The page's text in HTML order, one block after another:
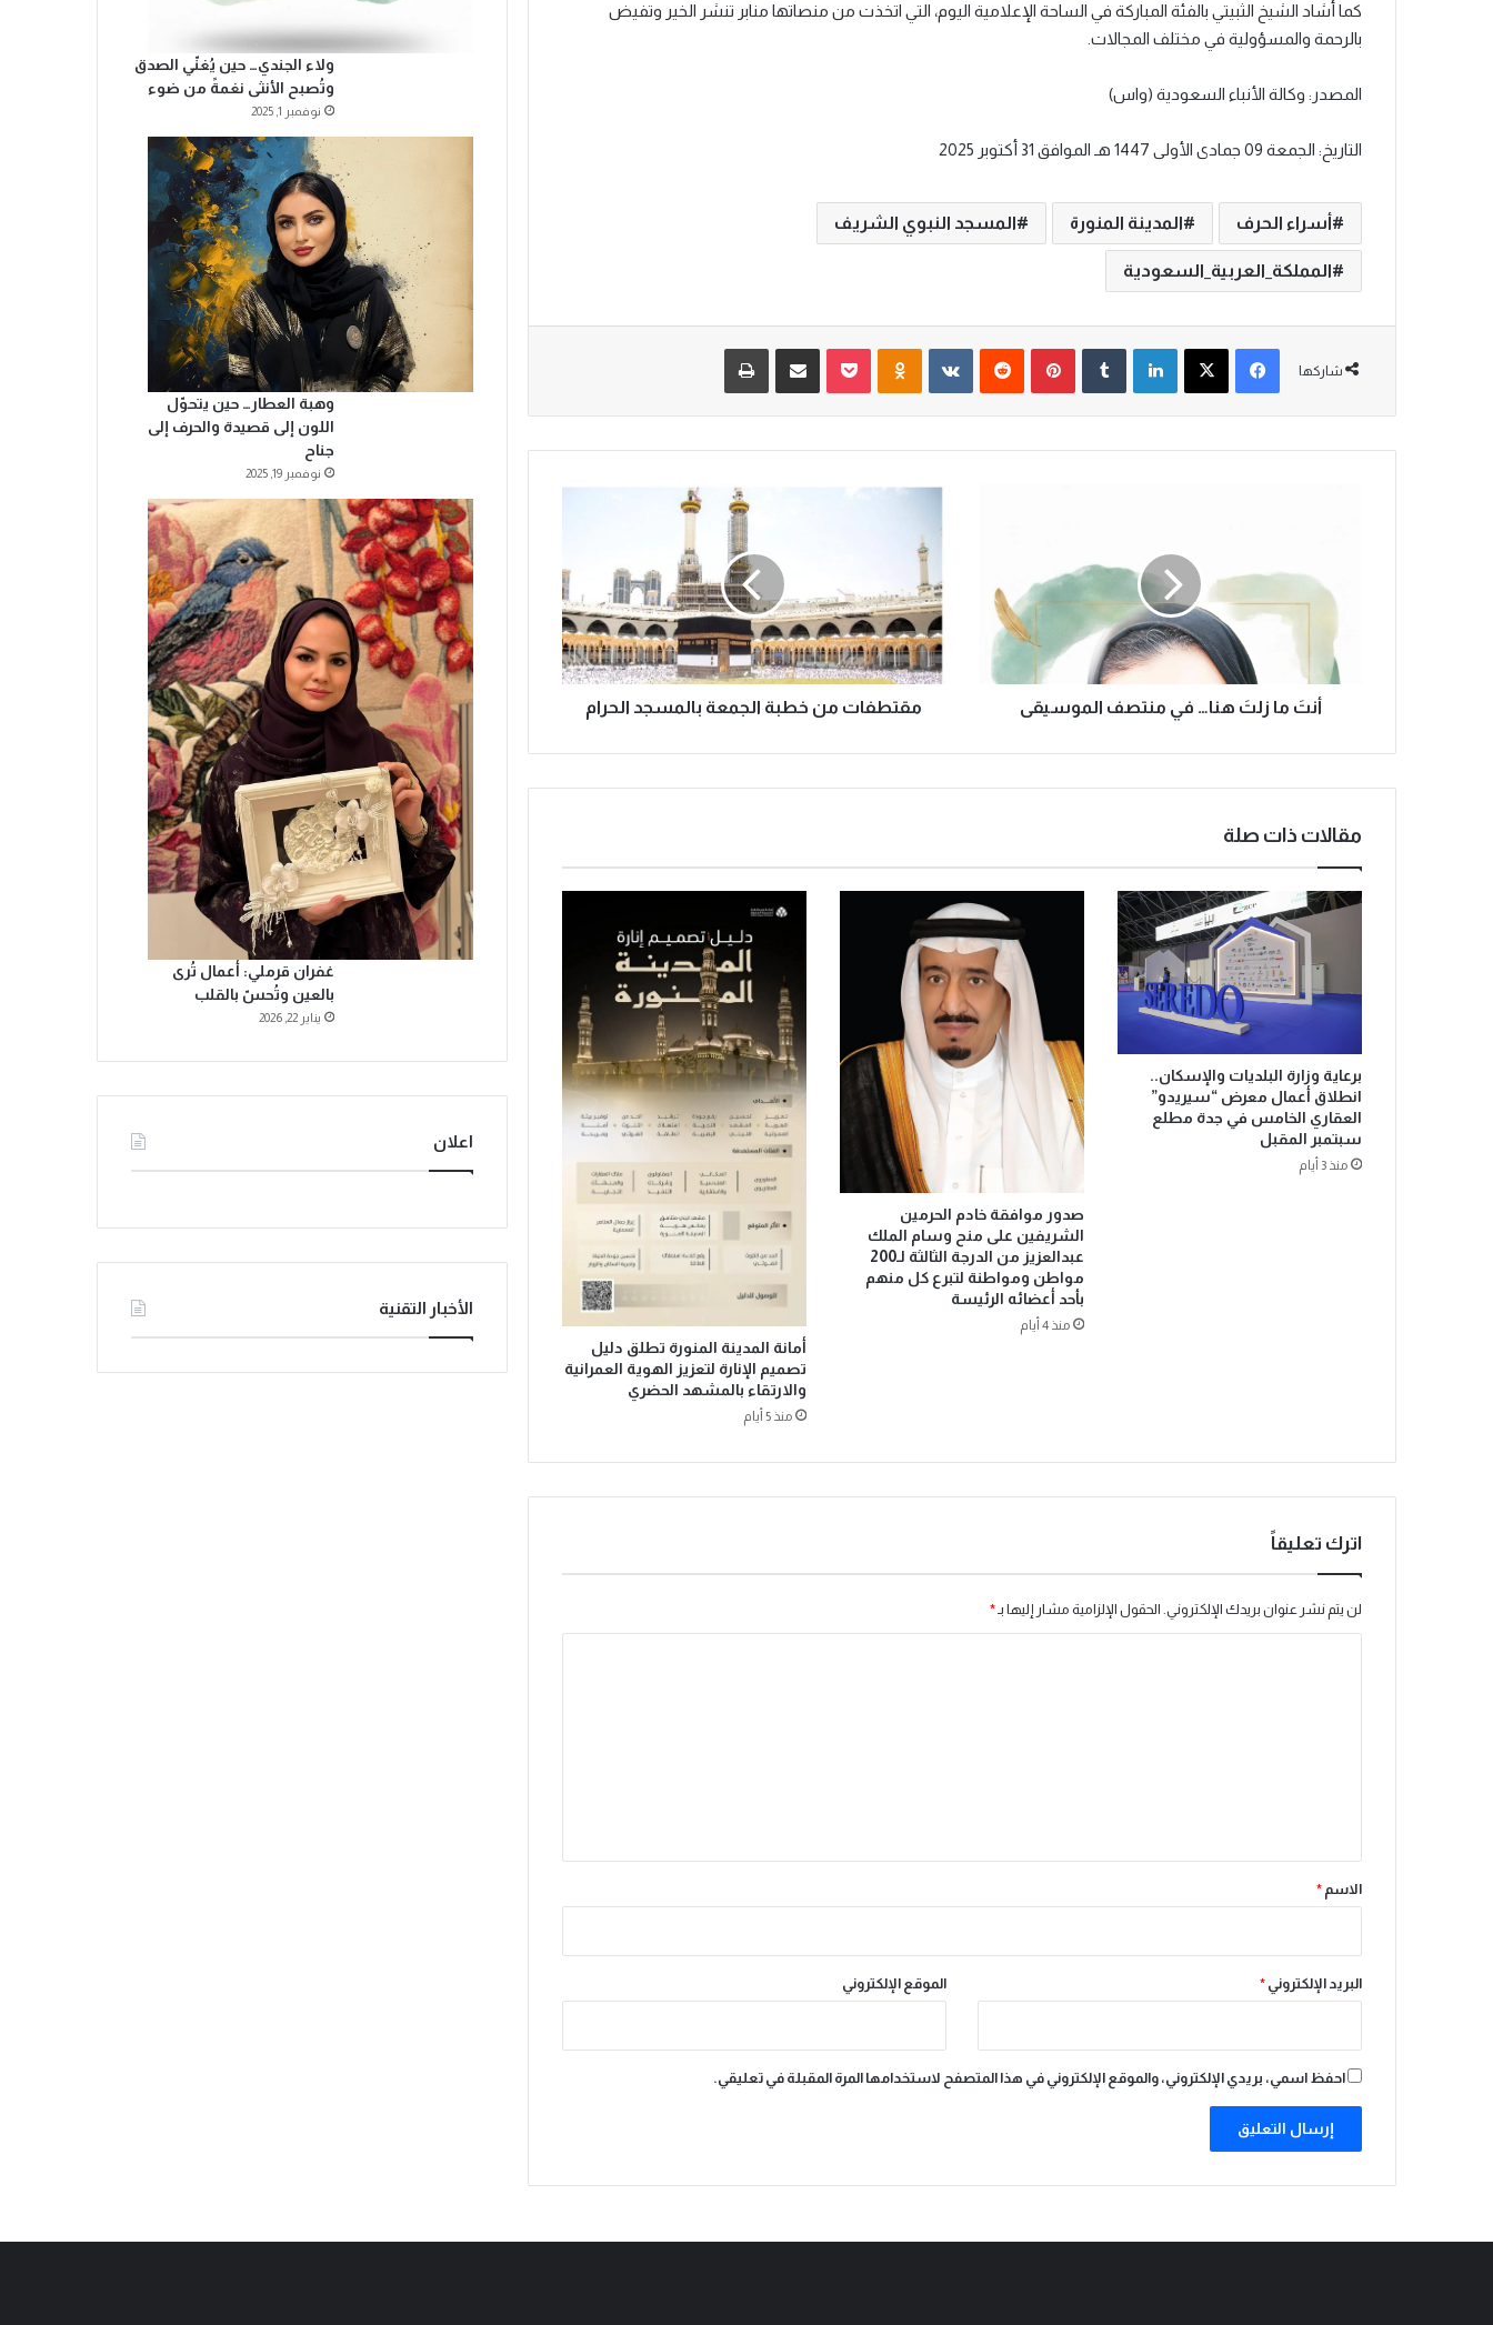
كما أشاد الشيخ الثبيتي بالفئة المباركة في الساحة الإعلامية اليوم، التي اتخذت من منصاتها منابر تنشر الخير وتفيض
بالرحمة والمسؤولية في مختلف المجالات.
المصدر: وكالة الأنباء السعودية (واس)
التاريخ: الجمعة 09 جمادى الأولى 1447 هـ الموافق 31 أكتوبر 2025
أسراء الحرف المدينة المنورة المسجد النبوي الشريف
المملكة_العربية_السعودية
شاركها
فيسبوك ‫X لينكدإن بينتيريست ‏VKontakte
…
ن
ت
ص
و
ي
ق
ى
أنتَ ما زلتَ هنا… في منتصف الموسيقى
ف
ا
ت
م
ن
ب
م
ع
ة
ب
ا
ل
م
س
ج
م
مقتطفات من خطبة الجمعة بالمسجد الحرام
مقالات ذات صلة
برعاية وزارة البلديات والإسكان..
انطلاق أعمال معرض “سيريدو”
العقاري الخامس في جدة مطلع
سبتمبر المقبل
منذ 3 أيام
صدور موافقة خادم الحرمين
الشريفين على منح وسام الملك
عبدالعزيز من الدرجة الثالثة لـ200
مواطن ومواطنة لتبرع كل منهم
بأحد أعضائه الرئيسة
منذ 4 أيام
أمانة المدينة المنورة تطلق دليل
تصميم الإنارة لتعزيز الهوية العمرانية
والارتقاء بالمشهد الحضري
منذ 5 أيام
اترك تعليقاً
لن يتم نشر عنوان بريدك الإلكتروني. الحقول الإلزامية مشار إليها بـ *
*
الاسم *
البريد الإلكتروني * الموقع الإلكتروني
احفظ اسمي، بريدي الإلكتروني، والموقع الإلكتروني في هذا المتصفح لاستخدامها المرة المقبلة في تعليقي.
ولاء الجندي… حين يُغنّي الصدق
وتُصبح الأنثى نغمةً من ضوء
نوفمبر 1, 2025
وهبة العطار… حين يتحوّل
اللون إلى قصيدة والحرف إلى
جناح
نوفمبر 19, 2025
غفران قرملي: أعمال تُرى
بالعين وتُحسّ بالقلب
يناير 22, 2026
اعلان
الأخبار التقنية